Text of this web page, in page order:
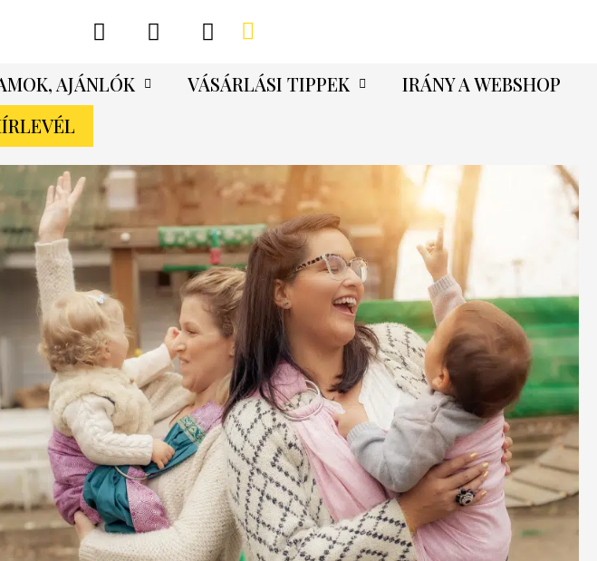
AJÁNLÓK VÁSÁRLÁSI TIPPEK
IRÁNY A WEBSHOP